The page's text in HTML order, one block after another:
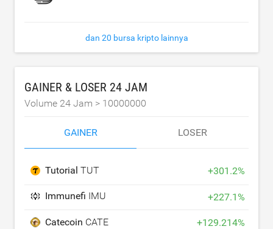
dan 20 bursa kripto lainnya
GAINER & LOSER 24 JAM
Volume 24 Jam > 10000000
GAINER LOSER
Tutorial TUT +301.2%
Immunefi IMU +227.1%
Catecoin CATE +129.214%